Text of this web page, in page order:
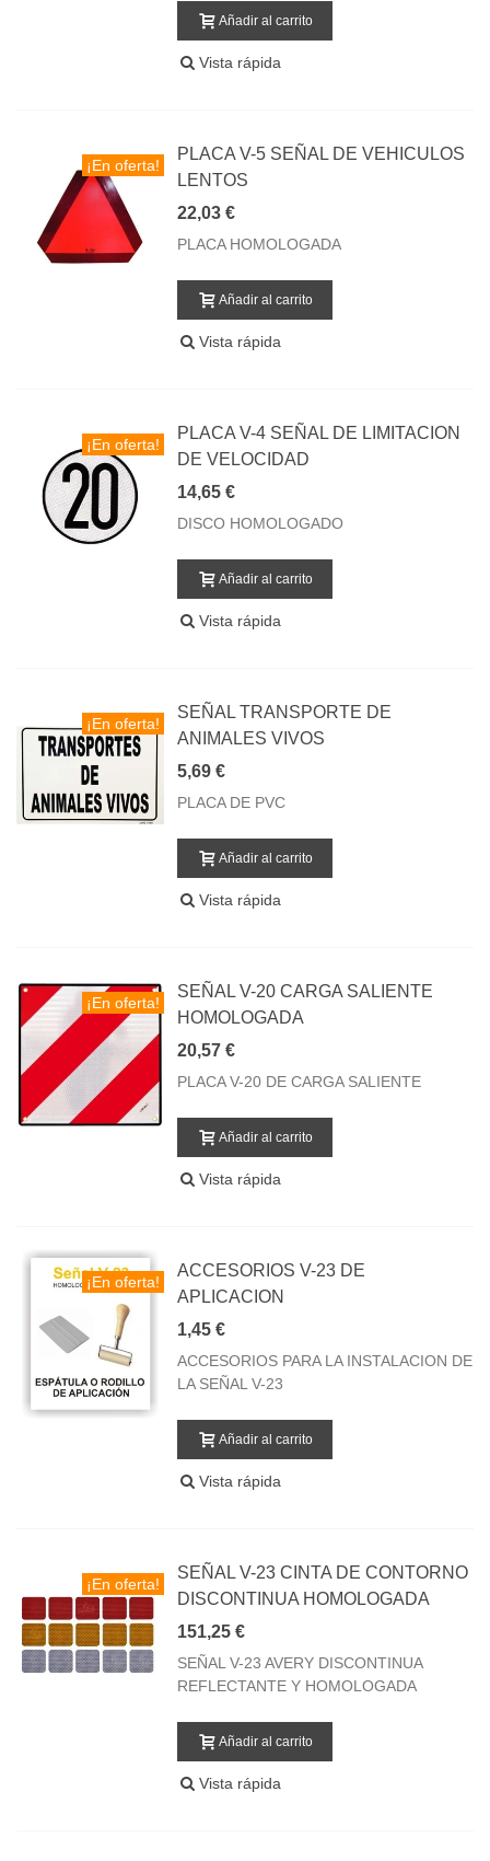
Añadir al carrito
Vista rápida
¡En oferta!
PLACA V-5 SEÑAL DE VEHICULOS
LENTOS
22,03 €
PLACA HOMOLOGADA
Añadir al carrito
Vista rápida
¡En oferta!
PLACA V-4 SEÑAL DE LIMITACION
DE VELOCIDAD
14,65 €
DISCO HOMOLOGADO
Añadir al carrito
Vista rápida
¡En oferta!
SEÑAL TRANSPORTE DE
ANIMALES VIVOS
5,69 €
PLACA DE PVC
Añadir al carrito
Vista rápida
¡En oferta!
SEÑAL V-20 CARGA SALIENTE
HOMOLOGADA
20,57 €
PLACA V-20 DE CARGA SALIENTE
Añadir al carrito
Vista rápida
¡En oferta!
ACCESORIOS V-23 DE
APLICACION
1,45 €
ACCESORIOS PARA LA INSTALACION DE
LA SEÑAL V-23
Añadir al carrito
Vista rápida
¡En oferta!
SEÑAL V-23 CINTA DE CONTORNO
DISCONTINUA HOMOLOGADA
151,25 €
SEÑAL V-23 AVERY DISCONTINUA
REFLECTANTE Y HOMOLOGADA
Añadir al carrito
Vista rápida